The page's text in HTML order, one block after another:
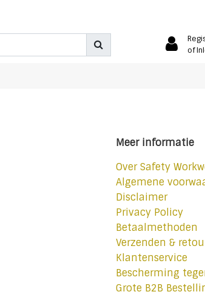
of
Meer informatie
Over Safety
Algemene
Disclaimer
Privacy Policy
Betaalmethoden
Verzenden &
Klantenservice
Bescherming
Grote B2B